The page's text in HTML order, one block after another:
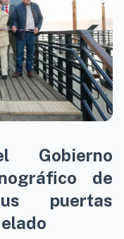
Gobierno
de
puertas